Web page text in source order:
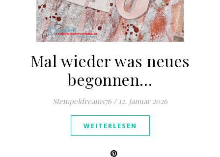
Mal wieder was neues
begonnen…
Stempeldreams76 / 12. Januar 2026
WEITERLESEN